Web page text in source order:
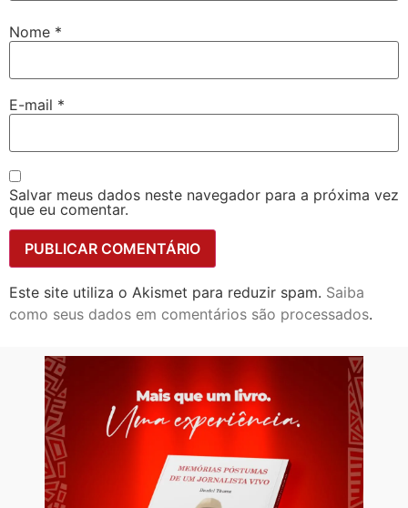
Nome *
E-mail *
Salvar meus dados neste navegador para a próxima vez
que eu comentar.
Este site utiliza o Akismet para reduzir spam. Saiba
como seus dados em comentários são processados.